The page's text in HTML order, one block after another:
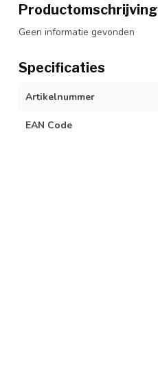
Productomschrijving
Geen informatie gevonden
Specificaties
Artikelnummer
EAN Code